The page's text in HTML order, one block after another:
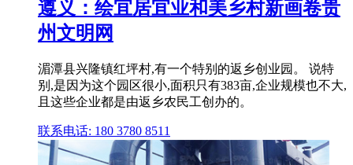
遵义：绘宜居宜业和美乡村新画卷贵
州文明网
湄潭县兴隆镇红坪村,有一个特别的返乡创业园。 说特
别,是因为这个园区很小,面积只有383亩,企业规模也不大,
且这些企业都是由返乡农民工创办的。
联系电话: 180 3780 8511